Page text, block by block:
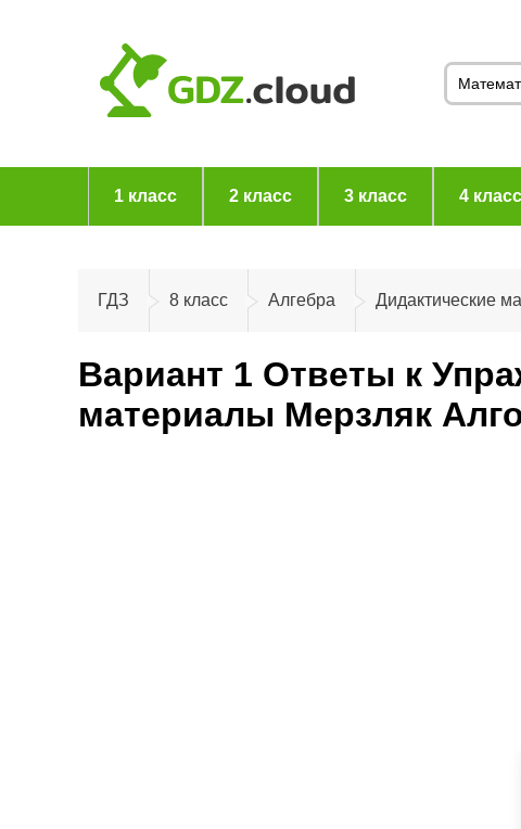
1 класс 2 класс 3 класс 4 класс
ГДЗ 8 класс Алгебра Дидактические
Вариант 1 Ответы к
материалы Мерзляк